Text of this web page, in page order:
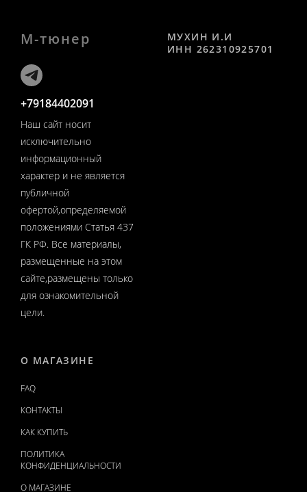
М-тюнер
+79184402091
Наш сайт носит
исключительно
информационный
характер и не является
публичной
офертой,определяемой
положениями Статья 437
ГК РФ. Все материалы,
размещенные на этом
сайте,размещены только
для ознакомительной
цели.
МУХИН И.И
ИНН 262310925701
О МАГАЗИНЕ
FAQ
КОНТАКТЫ
КАК КУПИТЬ
ПОЛИТИКА
КОНФИДЕНЦИАЛЬНОСТИ
О МАГАЗИНЕ